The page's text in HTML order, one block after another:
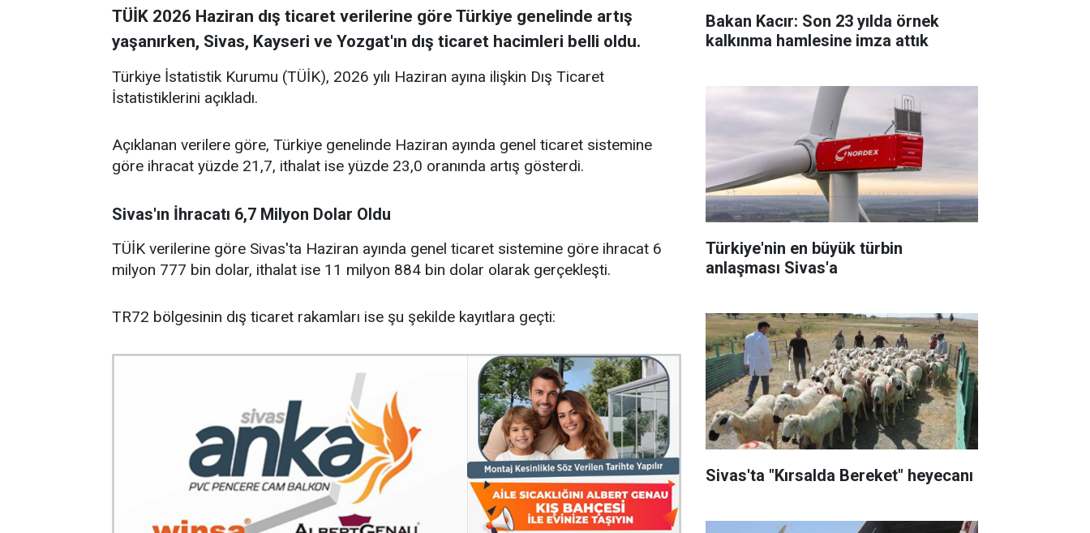
TÜİK 2026 Haziran dış ticaret verilerine göre Türkiye genelinde artış
yaşanırken, Sivas, Kayseri ve Yozgat'ın dış ticaret hacimleri belli oldu.
Türkiye İstatistik Kurumu (TÜİK), 2026 yılı Haziran ayına ilişkin Dış Ticaret
İstatistiklerini açıkladı.
Açıklanan verilere göre, Türkiye genelinde Haziran ayında genel ticaret sistemine
göre ihracat yüzde 21,7, ithalat ise yüzde 23,0 oranında artış gösterdi.
Sivas'ın İhracatı 6,7 Milyon Dolar Oldu
TÜİK verilerine göre Sivas'ta Haziran ayında genel ticaret sistemine göre ihracat 6
milyon 777 bin dolar, ithalat ise 11 milyon 884 bin dolar olarak gerçekleşti.
TR72 bölgesinin dış ticaret rakamları ise şu şekilde kayıtlara geçti:
Bakan Kacır: Son 23 yılda örnek
kalkınma hamlesine imza attık
Türkiye'nin en büyük türbin
anlaşması Sivas'a
Sivas'ta "Kırsalda Bereket" heyecanı